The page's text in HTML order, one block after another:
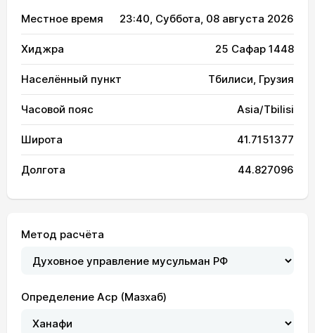
Местное время 23:40, Суббота, 08 августа 2026
Хиджра 25 Сафар 1448
Населённый пункт Тбилиси, Грузия
Часовой пояс Asia/Tbilisi
Широта 41.7151377
Долгота 44.827096
Метод расчёта
Определение Аср (Мазхаб)